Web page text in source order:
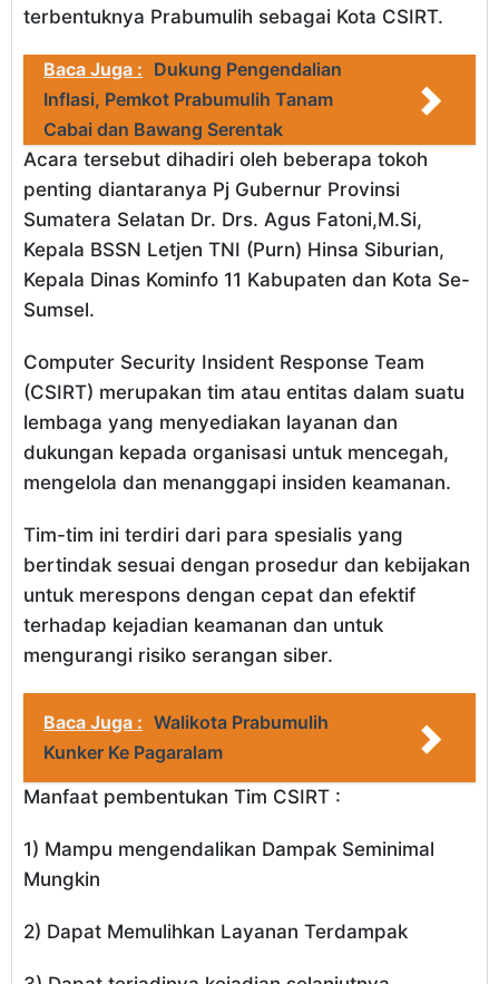
terbentuknya Prabumulih sebagai Kota CSIRT.
Baca Juga : Dukung Pengendalian
Inflasi, Pemkot Prabumulih Tanam
Cabai dan Bawang Serentak
Acara tersebut dihadiri oleh beberapa tokoh
penting diantaranya Pj Gubernur Provinsi
Sumatera Selatan Dr. Drs. Agus Fatoni,M.Si,
Kepala BSSN Letjen TNI (Purn) Hinsa Siburian,
Kepala Dinas Kominfo 11 Kabupaten dan Kota Se-
Sumsel.
Computer Security Insident Response Team
(CSIRT) merupakan tim atau entitas dalam suatu
lembaga yang menyediakan layanan dan
dukungan kepada organisasi untuk mencegah,
mengelola dan menanggapi insiden keamanan.
Tim-tim ini terdiri dari para spesialis yang
bertindak sesuai dengan prosedur dan kebijakan
untuk merespons dengan cepat dan efektif
terhadap kejadian keamanan dan untuk
mengurangi risiko serangan siber.
Baca Juga : Walikota Prabumulih
Kunker Ke Pagaralam
Manfaat pembentukan Tim CSIRT :
1) Mampu mengendalikan Dampak Seminimal
Mungkin
2) Dapat Memulihkan Layanan Terdampak